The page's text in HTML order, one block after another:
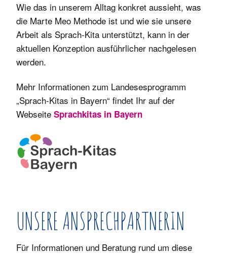
Wie das in unserem Alltag konkret aussieht, was
die Marte Meo Methode ist und wie sie unsere
Arbeit als Sprach-Kita unterstützt, kann in der
aktuellen Konzeption ausführlicher nachgelesen
werden.
Mehr Informationen zum Landesesprogramm
„Sprach-Kitas in Bayern“ findet Ihr auf der
Webseite Sprachkitas in Bayern
UNSERE ANSPRECHPARTNERIN
Für Informationen und Beratung rund um diese